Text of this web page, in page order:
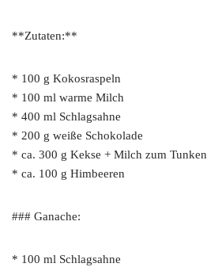
**Zutaten:**
* 100 g Kokosraspeln
* 100 ml warme Milch
* 400 ml Schlagsahne
* 200 g weiße Schokolade
* ca. 300 g Kekse + Milch zum Tunken
* ca. 100 g Himbeeren
### Ganache:
* 100 ml Schlagsahne